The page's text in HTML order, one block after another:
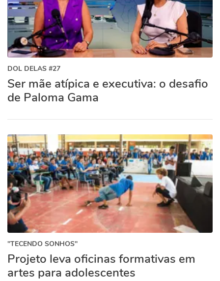
DOL DELAS #27
Ser mãe atípica e executiva: o desafio
de Paloma Gama
"TECENDO SONHOS"
Projeto leva oficinas formativas em
artes para adolescentes